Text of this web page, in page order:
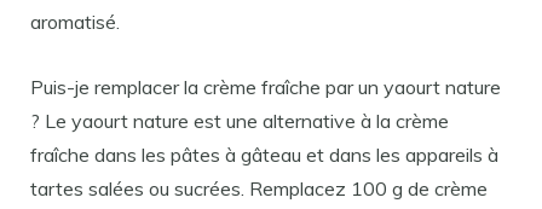
aromatisé.
Puis-je remplacer la crème fraîche par un yaourt nature
? Le yaourt nature est une alternative à la crème
fraîche dans les pâtes à gâteau et dans les appareils à
tartes salées ou sucrées. Remplacez 100 g de crème